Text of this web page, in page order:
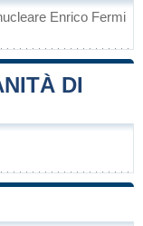
Enrico Fermi
DI